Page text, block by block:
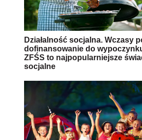
Działalność socjalna. Wczasy
dofinansowanie do
ZFŚS to najpopularniejsze
socjalne